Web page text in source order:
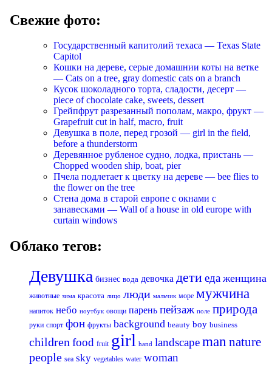
Свежие фото:
Государственный капитолий техаса — Texas State
Capitol
Кошки на дереве, серые домашнии коты на ветке
— Cats on a tree, gray domestic cats on a branch
Кусок шоколадного торта, сладости, десерт —
piece of chocolate cake, sweets, dessert
Грейпфрут разрезанный пополам, макро, фрукт —
Grapefruit cut in half, macro, fruit
Девушка в поле, перед грозой — girl in the field,
before a thunderstorm
Деревянное рубленое судно, лодка, пристань —
Chopped wooden ship, boat, pier
Пчела подлетает к цветку на дереве — bee flies to
the flower on the tree
Стена дома в старой европе с окнами с
занавесками — Wall of a house in old europe with
curtain windows
Облако тегов:
Девушка бизнес вода девочка детиеда женщина
животные зима красота лицо люди мальчик море мужчина
напиток небо ноутбук овощи парень пейзаж поле природа
руки спорт фон фрукты background beauty boy business
childrenfood fruit girl hand landscapeman nature
people sea sky vegetables water woman